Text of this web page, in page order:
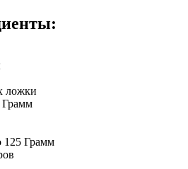
ложки
Грамм
125 Грамм